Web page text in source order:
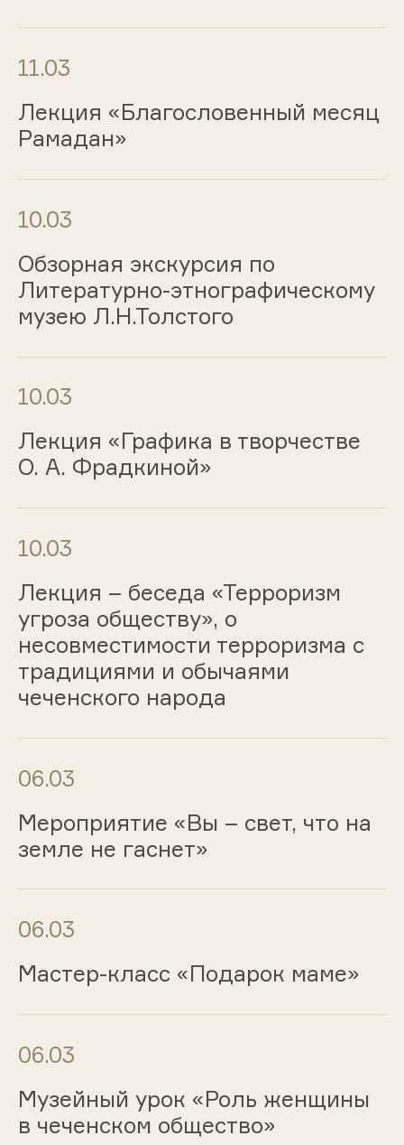
11.03
Лекция «Благословенный месяц
Рамадан»
10.03
Обзорная экскурсия по
Литературно-этнографическому
музею Л.Н.Толстого
10.03
Лекция «Графика в творчестве
О. А. Фрадкиной»
10.03
Лекция – беседа «Терроризм
угроза обществу», о
несовместимости терроризма с
традициями и обычаями
чеченского народа
06.03
Мероприятие «Вы – свет, что на
земле не гаснет»
06.03
Мастер-класс «Подарок маме»
06.03
Музейный урок «Роль женщины
в чеченском общество»